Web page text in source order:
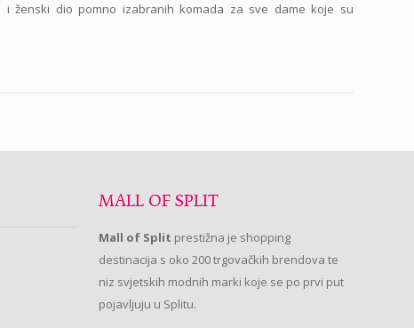
i ženski dio pomno izabranih komada za sve dame koje su
MALL OF SPLIT
Mall of Split prestižna je shopping
destinacija s oko 200 trgovačkih brendova te
niz svjetskih modnih marki koje se po prvi put
pojavljuju u Splitu.